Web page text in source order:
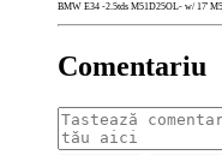
BMW E34 -2.5tds M51D25OL- w/ 17'
Comentariu